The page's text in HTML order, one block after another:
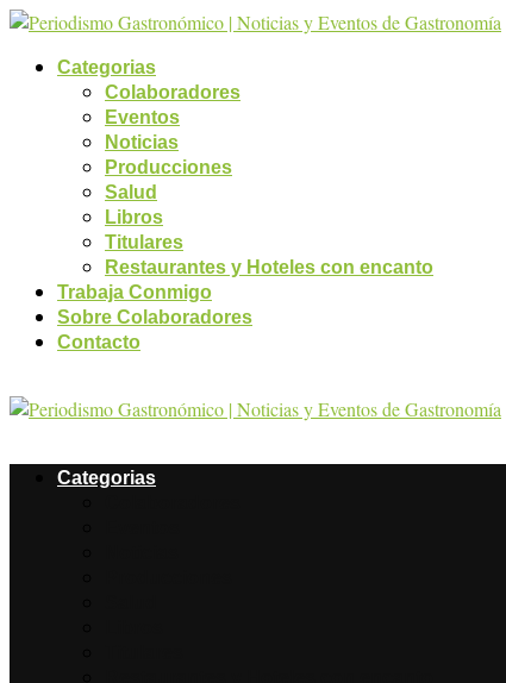
Categorias
Colaboradores
Eventos
Noticias
Producciones
Salud
Libros
Titulares
Restaurantes y Hoteles con encanto
Trabaja Conmigo
Sobre Colaboradores
Contacto
Categorias